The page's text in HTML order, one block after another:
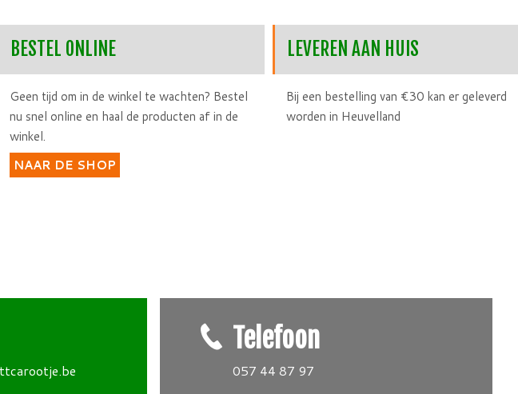
BESTEL ONLINE
Geen tijd om in de winkel te wachten? Bestel
nu snel online en haal de producten af in de
winkel.
NAAR DE SHOP
LEVEREN AAN HUIS
Bij een bestelling van €30 kan er geleverd
worden in Heuvelland
Telefoon
057 44 87 97